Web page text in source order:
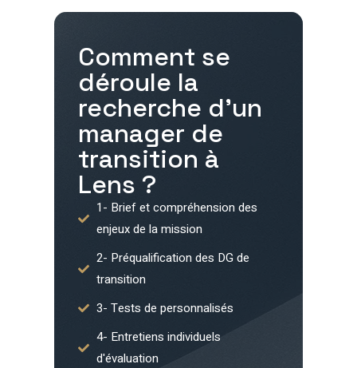
Comment se
déroule la
recherche d'un
manager de
transition à
Lens ?
1- Brief et compréhension des
enjeux de la mission
2- Préqualification des DG de
transition
3- Tests de personnalisés
4- Entretiens individuels
d'évaluation